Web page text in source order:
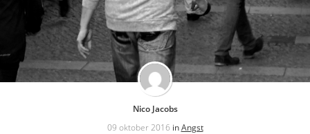
Nico Jacobs
09 oktober 2016 inAngst